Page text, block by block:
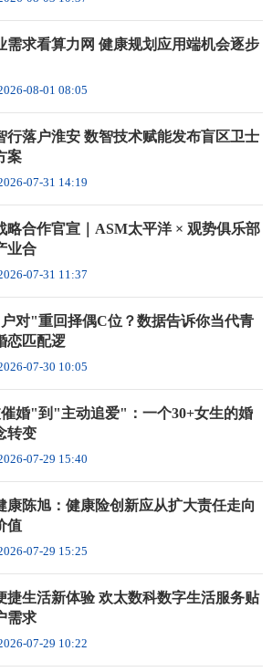
需求看算力网 健康规划应用端机会逐步
08-01 08:05
行落户淮安 数智技术赋能发布盲区卫士
案
07-31 14:19
略合作官宣｜ASM太平洋 × 观势俱乐部
业合
07-31 11:37
对"重回择偶C位？数据告诉你当代青
恋匹配逻
07-30 10:05
婚"到"主动追爱"：一个30+女生的婚
转变
07-29 15:40
康陈旭：健康险创新应从扩大责任走向
值
07-29 15:25
捷生活新体验 欢太数科数字生活服务贴
需求
07-29 10:22